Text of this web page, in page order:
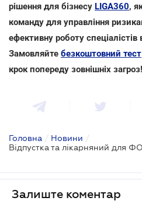
рішення для бізнесу LIGA360,
команду для управління
ефективну роботу
Замовляйте безкоштовний тест
крок попереду зовнішніх загроз!
Головна / Новини /
Залиште коментар